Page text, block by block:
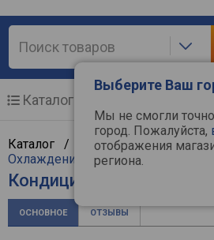
Выберите Ваш
Мы не смогли
город. Пожалуйста,
отображения
региона.
Каталог
Каталог / Климат, отопление и
Охлаждение и климат/
Кондиционер Centek CT-
ОСНОВНОЕ ОТЗЫВЫ